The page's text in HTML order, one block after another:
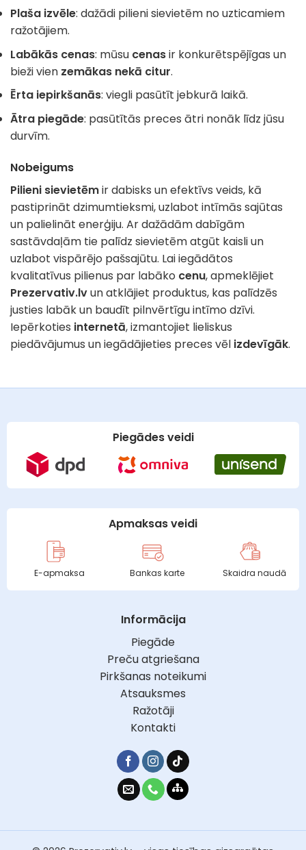
Plaša izvēle: dažādi pilieni sievietēm no uzticamiem
ražotājiem.
Labākās cenas: mūsu cenasir konkurētspējīgas un
bieži vien zemākas nekā citur.
Ērta iepirkšanās: viegli pasūtīt jebkurā laikā.
Ātra piegāde: pasūtītās preces ātri nonāk līdz jūsu
durvīm.
Nobeigums
Pilieni sievietēmir dabisks un efektīvs veids, kā
pastiprināt dzimumtieksmi, uzlabot intīmās sajūtas
un palielināt enerģiju. Ar dažādām dabīgām
sastāvdaļām tie palīdz sievietēm atgūt kaisli un
uzlabot vispārējo pašsajūtu. Lai iegādātos
kvalitatīvus pilienus par labāko cenu, apmeklējiet
Prezervativ.lvun atklājiet produktus, kas palīdzēs
justies labāk un baudīt pilnvērtīgu intīmo dzīvi.
Iepērkoties internetā, izmantojiet lieliskus
piedāvājumus un iegādājieties preces vēl izdevīgāk.
Piegādes veidi
Apmaksas veidi
E-apmaksa Bankas karte Skaidra naudā
Informācija
Piegāde
Preču atgriešana
Pirkšanas noteikumi
Atsauksmes
Ražotāji
Kontakti